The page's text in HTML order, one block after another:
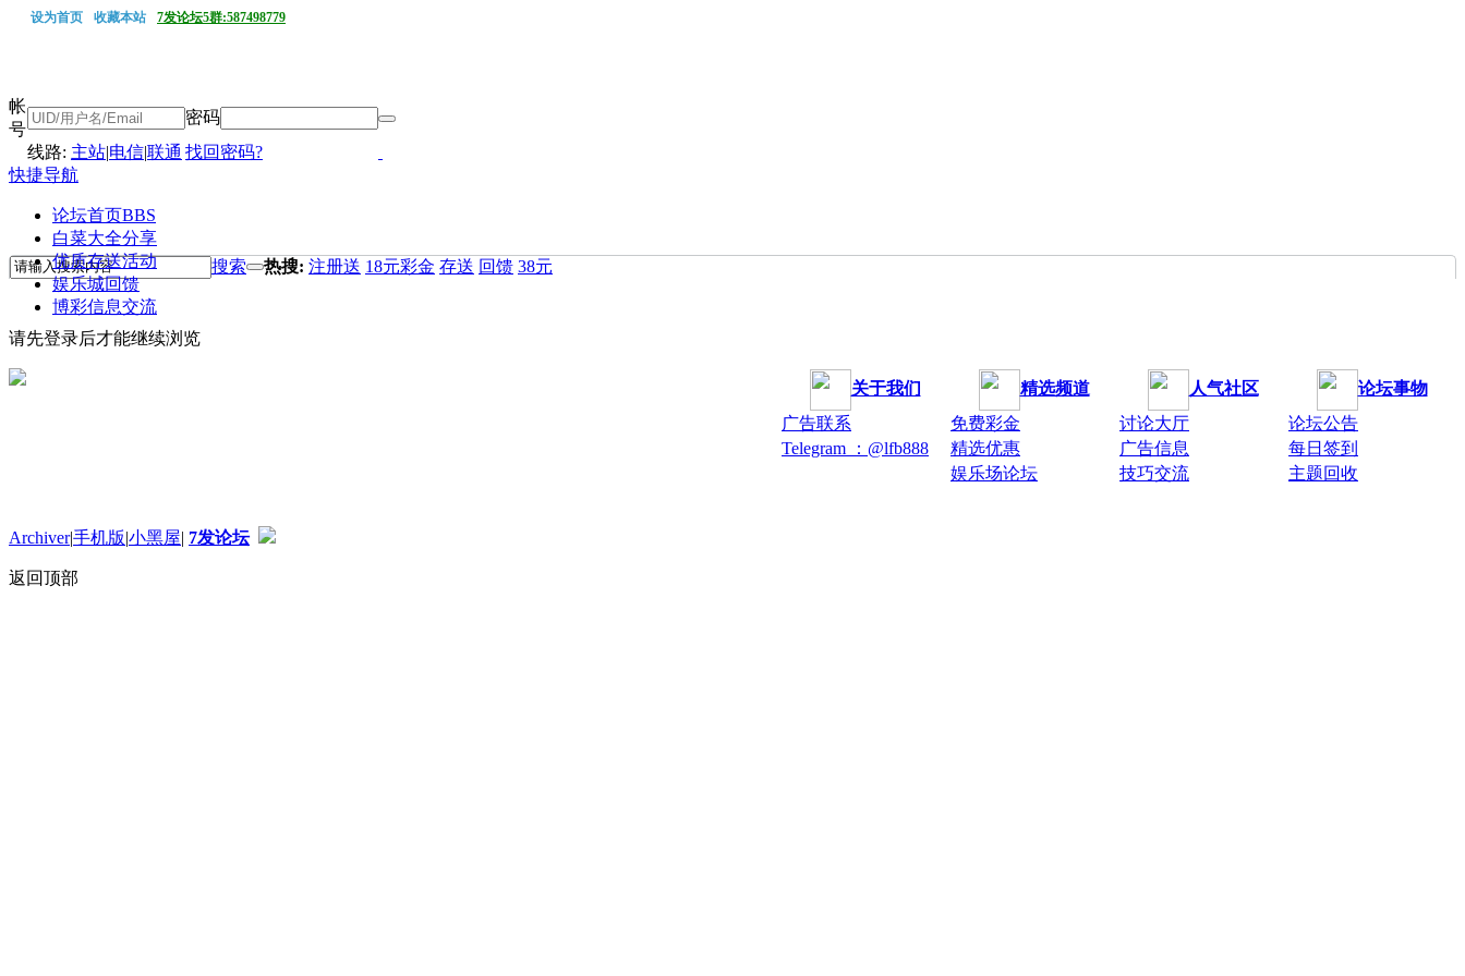
设为首页 收藏本站 7发论坛5群:587498779
帐
号
密码
线路: 主站|电信|联通 找回密码?
快捷导航
论坛首页BBS
白菜大全分享
优质存送活动
娱乐城回馈
博彩信息交流
搜索 热搜: 注册送 18元彩金 存送 回馈 38元
请先登录后才能继续浏览
关于我们 精选频道 人气社区
论坛事物
广告联系
免费彩金 讨论大厅
论坛公告
Telegram ：@lfb888
精选优惠 广告信息
每日签到
娱乐场论坛
技巧交流 主题回收
Archiver|手机版|小黑屋| 7发论坛
返回顶部